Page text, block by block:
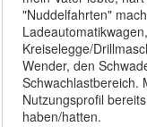
"Nuddelfahrten"
Kreiselegge/
Wender, den
Schwachlastbereich.
Nutzungsprofil
haben/hatten.